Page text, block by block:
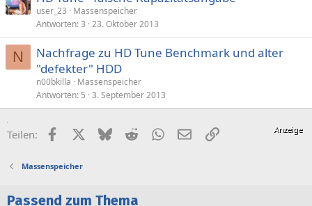
user_23
Massenspeicher
Antworten 3 23. Oktober 2013
N
Nachfrage zu HD Tune Benchmark und alter
"defekter" HDD
n00bkilla
Massenspeicher
Antworten 5 3. September 2013
Teilen: FacebookX (Twitter)
BlueskyRedditWhatsApp
E-MailLink
Massenspeicher
Passend zum Thema